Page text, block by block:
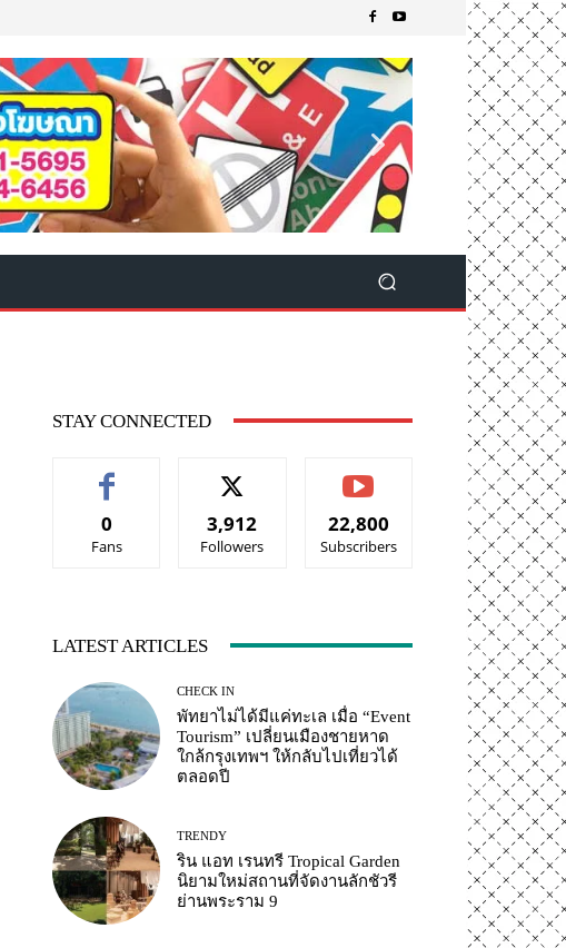
STAY CONNECTED
0
Fans
3,912
Followers
22,800
Subscribers
LATEST ARTICLES
CHECK IN
พัทยาไม่ได้มีแค่ทะเล เมื่อ “Event
Tourism” เปลี่ยนเมืองชายหาด
ใกล้กรุงเทพฯ ให้กลับไปเที่ยวได้
ตลอดปี
TRENDY
ริน แอท เรนทรี Tropical Garden
นิยามใหม่สถานที่จัดงานลักชัวรี
ย่านพระราม 9